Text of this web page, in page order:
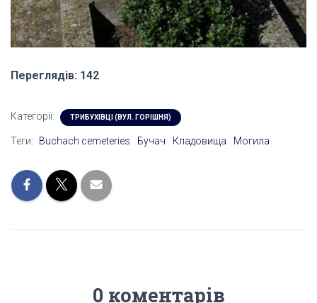
Переглядів: 142
Категорії: ТРИБУХІВЦІ (ВУЛ. ГОРІШНЯ)
Теги: Buchach cemeteries Бучач Кладовища Могила
0 коментарів